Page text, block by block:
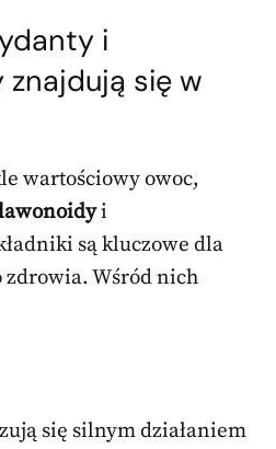
i
się w
wartościowy owoc,
i
są kluczowe dla
Wśród nich
się silnym działaniem